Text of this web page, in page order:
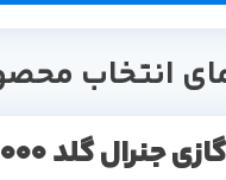
انتخاب محصول
گلد 9000